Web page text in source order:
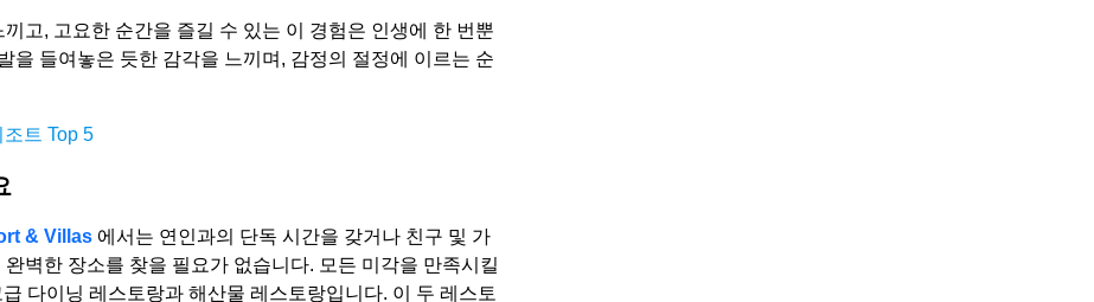
고, 고요한 순간을 즐길 수 있는 이 경험은 인생에 한 번뿐
을 들여놓은 듯한 감각을 느끼며, 감정의 절정에 이르는 순
트 Top 5
& Villas 에서는 연인과의 단독 시간을 갖거나 친구 및 가
벽한 장소를 찾을 필요가 없습니다. 모든 미각을 만족시킬
다이닝 레스토랑과 해산물 레스토랑입니다. 이 두 레스토